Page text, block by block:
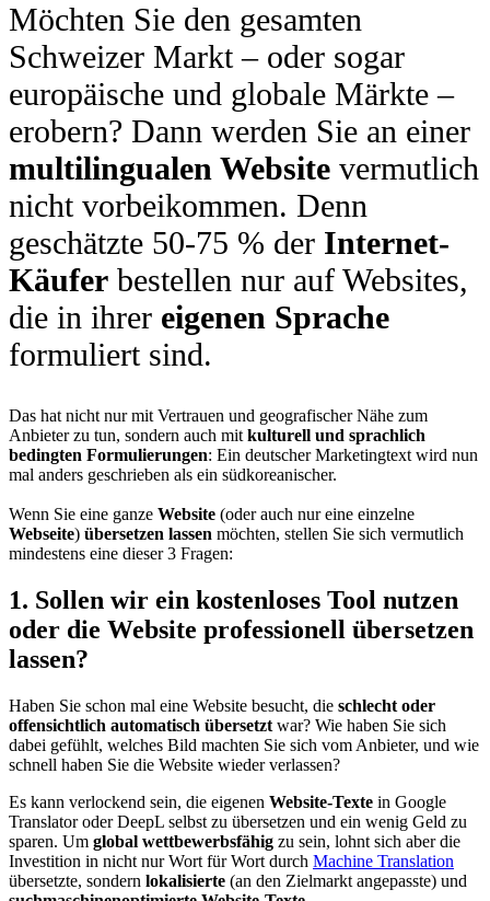
Möchten Sie den gesamten
Schweizer Markt – oder sogar
europäische und globale Märkte –
erobern? Dann werden Sie an einer
multilingualen Website vermutlich
nicht vorbeikommen. Denn
geschätzte 50-75 % der Internet-
Käufer bestellen nur auf Websites,
die in ihrer eigenen Sprache
formuliert sind.
Das hat nicht nur mit Vertrauen und geografischer Nähe zum
Anbieter zu tun, sondern auch mit kulturell und sprachlich
bedingten Formulierungen: Ein deutscher Marketingtext wird nun
mal anders geschrieben als ein südkoreanischer.
Wenn Sie eine ganze Website (oder auch nur eine einzelne
Webseite) übersetzen lassen möchten, stellen Sie sich vermutlich
mindestens eine dieser 3 Fragen:
1. Sollen wir ein kostenloses Tool nutzen
oder die Website professionell übersetzen
lassen?
Haben Sie schon mal eine Website besucht, die schlecht oder
offensichtlich automatisch übersetzt war? Wie haben Sie sich
dabei gefühlt, welches Bild machten Sie sich vom Anbieter, und wie
schnell haben Sie die Website wieder verlassen?
Es kann verlockend sein, die eigenen Website-Texte in Google
Translator oder DeepL selbst zu übersetzen und ein wenig Geld zu
sparen. Um global wettbewerbsfähig zu sein, lohnt sich aber die
Investition in nicht nur Wort für Wort durch Machine Translation
übersetzte, sondern lokalisierte (an den Zielmarkt angepasste) und